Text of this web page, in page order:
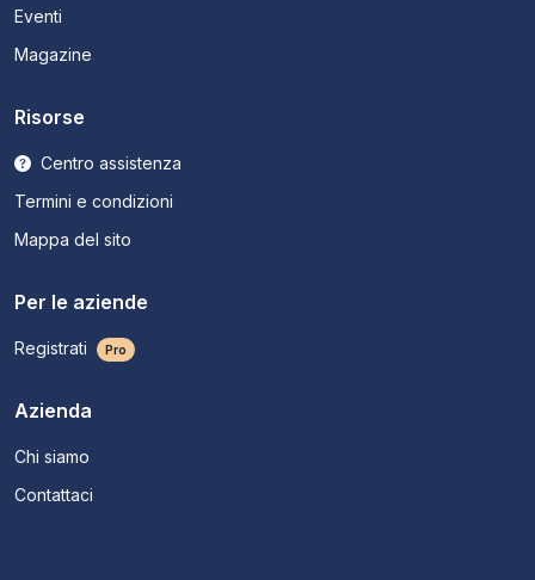
Eventi
Magazine
Risorse
Centro assistenza
Termini e condizioni
Mappa del sito
Per le aziende
Registrati Pro
Azienda
Chi siamo
Contattaci